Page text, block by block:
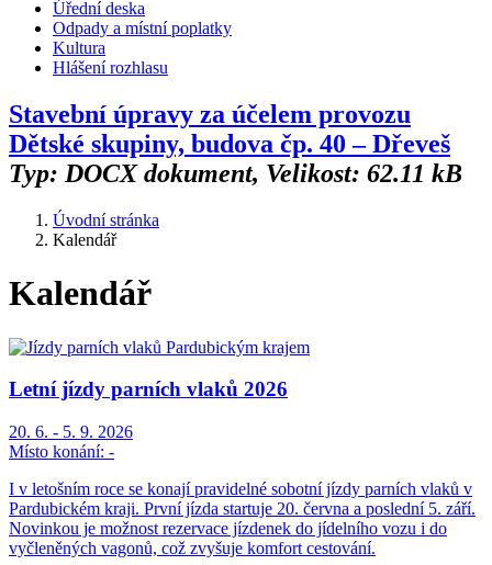
Úřední deska
Odpady a místní poplatky
Kultura
Hlášení rozhlasu
Stavební úpravy za účelem provozu
Dětské skupiny, budova čp. 40 – Dřeveš
Typ: DOCX dokument, Velikost: 62.11 kB
Úvodní stránka
Kalendář
Kalendář
Letní jízdy parních vlaků 2026
20. 6. - 5. 9. 2026
Místo konání: -
I v letošním roce se konají pravidelné sobotní jízdy parních vlaků v
Pardubickém kraji. První jízda startuje 20. června a poslední 5. září.
Novinkou je možnost rezervace jízdenek do jídelního vozu i do
vyčleněných vagonů, což zvyšuje komfort cestování.